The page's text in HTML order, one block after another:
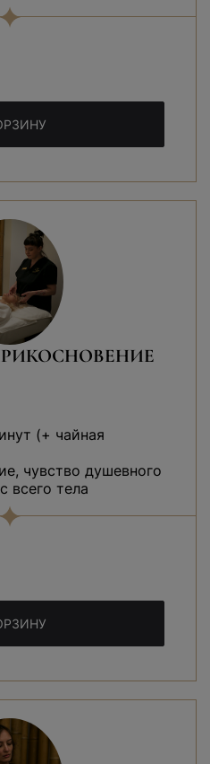
(+ чайная
чувство душевного
всего тела